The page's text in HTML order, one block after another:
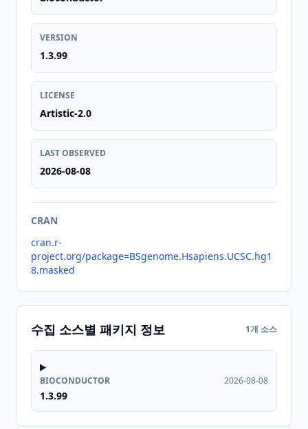
VERSION
1.3.99
LICENSE
Artistic-2.0
LAST OBSERVED
2026-08-08
CRAN
cran.r-
project.org/package=BSgenome.Hsapiens.UCSC.hg1
8.masked
수집 소스별 패키지 정보 1개 소스
BIOCONDUCTOR
1.3.99
2026-08-08